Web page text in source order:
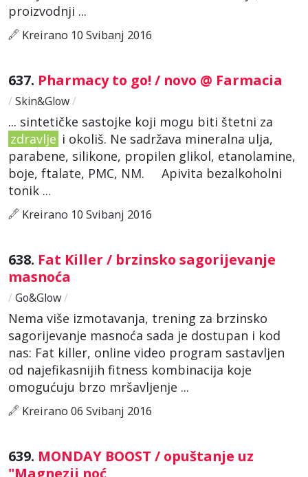
proizvodnji ...
Kreirano 10 Svibanj 2016
637. Pharmacy to go! / novo @ Farmacia
/ Skin&Glow/
... sintetičke sastojke koji mogu biti štetni za
zdravlje i okoliš. Ne sadržava mineralna ulja,
parabene, silikone, propilen glikol, etanolamine,
boje, ftalate, PMC, NM. Apivita bezalkoholni
tonik ...
Kreirano 10 Svibanj 2016
638. Fat Killer / brzinsko sagorijevanje
masnoća
/ Go&Glow/
Nema više izmotavanja, trening za brzinsko
sagorijevanje masnoća sada je dostupan i kod
nas: Fat killer, online video program sastavljen
od najefikasnijih fitness kombinacija koje
omogućuju brzo mršavljenje ...
Kreirano 06 Svibanj 2016
639. MONDAY BOOST / opuštanje uz
"Magnezij noć